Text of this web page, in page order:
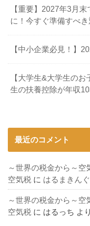
【重要】2027年3月
に！今すぐ準備すべき
【中小企業必見！】
【大学生&大学生の
生の扶養控除が年収
最近のコメント
～世界の税金から～空
空気税 に はるまきん
～世界の税金から～空
空気税 に はるっち より